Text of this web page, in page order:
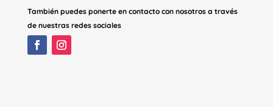
También puedes ponerte en contacto con nosotros a través
de nuestras redes sociales